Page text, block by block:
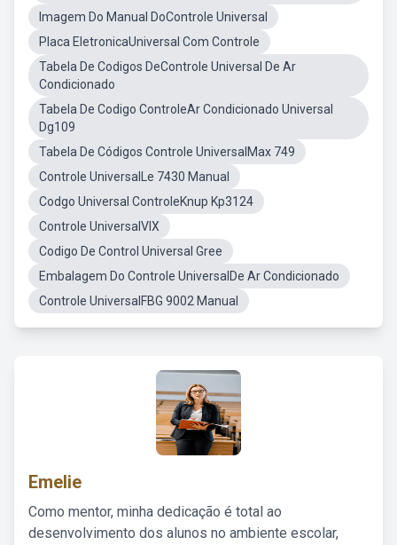
Imagem Do Manual DoControle Universal
Placa EletronicaUniversal Com Controle
Tabela De Codigos DeControle Universal De Ar
Condicionado
Tabela De Codigo ControleAr Condicionado Universal
Dg109
Tabela De Códigos Controle UniversalMax 749
Controle UniversalLe 7430 Manual
Codgo Universal ControleKnup Kp3124
Controle UniversalVIX
Codigo De Control Universal Gree
Embalagem Do Controle UniversalDe Ar Condicionado
Controle UniversalFBG 9002 Manual
Emelie
Como mentor, minha dedicação é total ao
desenvolvimento dos alunos no ambiente escolar,